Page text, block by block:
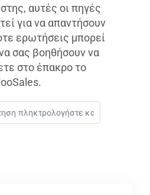
αυτές οι πηγές
για να απαντήσουν
ερωτήσεις μπορεί
σας βοηθήσουν να
στο έπακρο το